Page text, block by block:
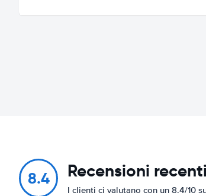
8.4 Recensioni recenti
I clienti ci valutano con un 8.4/10